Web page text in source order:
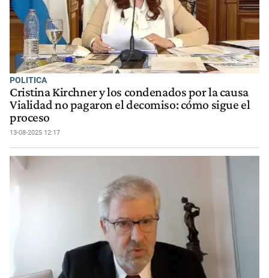
POLITICA
Cristina Kirchner y los condenados por la causa
Vialidad no pagaron el decomiso: cómo sigue el
proceso
13-08-2025 12:17